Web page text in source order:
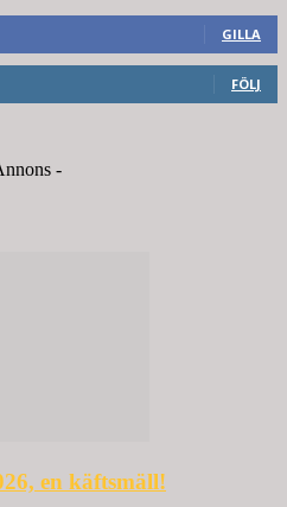
GILLA
FÖLJ
-
en käftsmäll!